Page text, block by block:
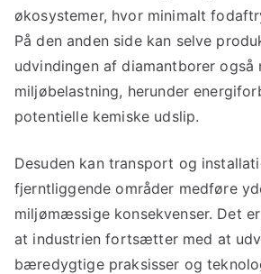
økosystemer, hvor minimalt
På den anden side kan selve
udvindingen af diamantborer også
miljøbelastning, herunder
potentielle kemiske udslip.
Desuden kan transport og
fjerntliggende områder medføre
miljømæssige konsekvenser. Det
at industrien fortsætter med at
bæredygtige praksisser og